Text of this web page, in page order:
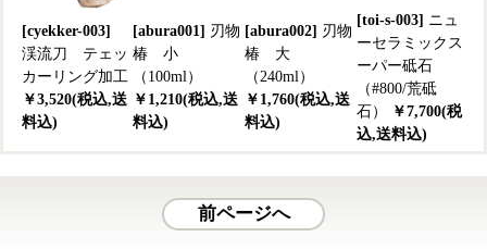
[cyekker-003]
渓流刀 テェッ
カーリング加工
￥3,520(税込,送
料込)
[abura001] 刃物
椿 小
（100ml）
￥1,210(税込,送
料込)
[abura002] 刃物
椿 大
（240ml）
￥1,760(税込,送
料込)
[toi-s-003] ニュ
ーセラミックス
ーパー砥石
（#800/荒砥
石）
￥7,700(税
込,送料込)
前ページへ